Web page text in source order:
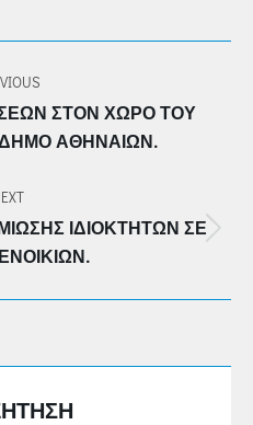
Previous
post:
ΣΤΟΝ ΧΏΡΟ ΤΟΥ
ΔΉΜΟ ΑΘΗΝΑΊΩΝ.
Next
post:
ΙΔΙΟΚΤΗΤΏΝ ΣΕ